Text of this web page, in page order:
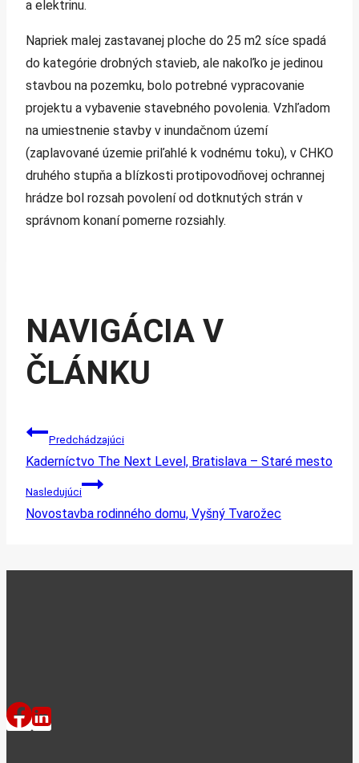
a elektrinu.
Napriek malej zastavanej ploche do 25 m2 síce spadá
do kategórie drobných stavieb, ale nakoľko je jedinou
stavbou na pozemku, bolo potrebné vypracovanie
projektu a vybavenie stavebného povolenia. Vzhľadom
na umiestnenie stavby v inundačnom území
(zaplavované územie priľahlé k vodnému toku), v CHKO
druhého stupňa a blízkosti protipovodňovej ochrannej
hrádze bol rozsah povolení od dotknutých strán v
správnom konaní pomerne rozsiahly.
NAVIGÁCIA V
ČLÁNKU
Predchádzajúci
Kaderníctvo The Next Level, Bratislava – Staré mesto
Nasledujúci
Novostavba rodinného domu, Vyšný Tvarožec